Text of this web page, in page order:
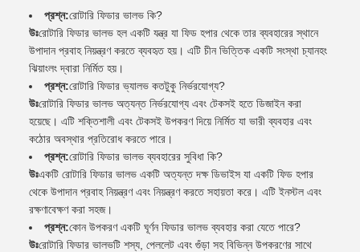
প্রশ্ন:রোটারি ফিডার ভালভ কি?
উঃরোটারি ফিডার ভালভ হল একটি যন্ত্র যা ফিড হপার থেকে তার ব্যবহারের স্থানে
উপাদান প্রবাহ নিয়ন্ত্রণ করতে ব্যবহৃত হয়। এটি চীন ভিত্তিক একটি সংস্থা চ্যানহং
ঝিয়াংলং দ্বারা নির্মিত হয়।
প্রশ্ন:রোটারি ফিডার ভ্যালভ কতটুকু নির্ভরযোগ্য?
উঃরোটারি ফিডার ভালভ অত্যন্ত নির্ভরযোগ্য এবং টেকসই হতে ডিজাইন করা
হয়েছে। এটি শক্তিশালী এবং টেকসই উপকরণ দিয়ে নির্মিত যা ভারী ব্যবহার এবং
কঠোর অবস্থার প্রতিরোধ করতে পারে।
প্রশ্ন:রোটারি ফিডার ভালভ ব্যবহারের সুবিধা কি?
উঃএকটি রোটারি ফিডার ভালভ একটি অত্যন্ত দক্ষ ডিভাইস যা একটি ফিড হপার
থেকে উপাদান প্রবাহ নিয়ন্ত্রণ এবং নিয়ন্ত্রণ করতে সহায়তা করে। এটি ইনস্টল এবং
রক্ষণাবেক্ষণ করা সহজ।
প্রশ্ন:কোন উপকরণ একটি ঘূর্ণন ফিডার ভালভ ব্যবহার করা যেতে পারে?
উঃরোটারি ফিডার ভালভটি শস্য, পেললেট এবং গুঁড়া সহ বিভিন্ন উপকরণের সাথে